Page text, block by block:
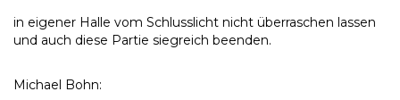
in eigener Halle vom Schlusslicht nicht überraschen lassen
und auch diese Partie siegreich beenden.
Michael Bohn: